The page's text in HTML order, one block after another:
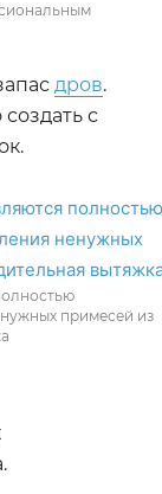
дров.
с
примесей из